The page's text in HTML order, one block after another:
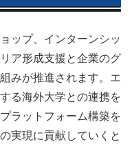
ップ、インターンシッ
ア形成支援と企業のグ
みが推進されます。エ
る海外大学との連携を
ラットフォーム構築を
実現に貢献していくと